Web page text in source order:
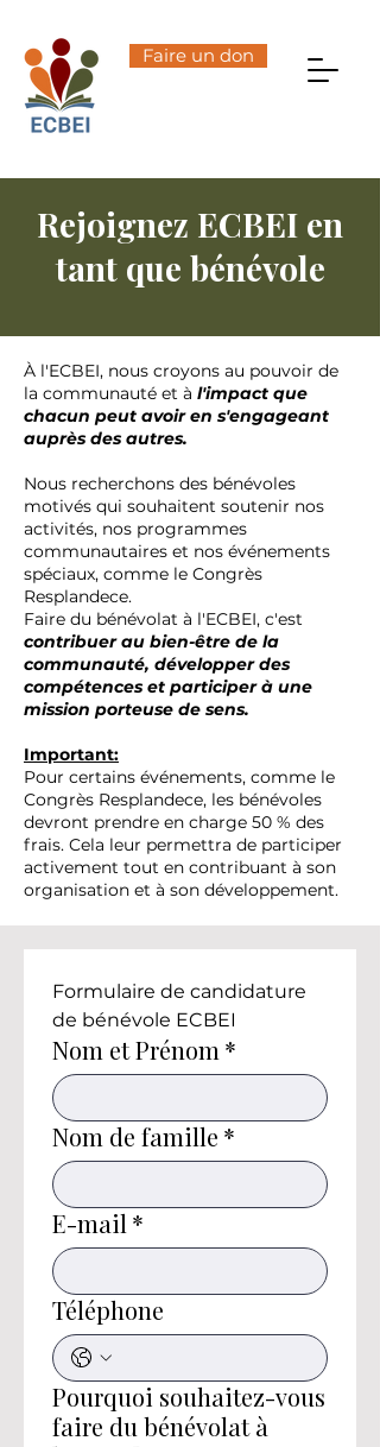
Faire un don
Rejoignez ECBEI en
tant que bénévole
À l'ECBEI, nous croyons au pouvoir de
la communauté et à l'impact que
chacun peut avoir en s'engageant
auprès des autres.
Nous recherchons des bénévoles
motivés qui souhaitent soutenir nos
activités, nos programmes
communautaires et nos événements
spéciaux, comme le Congrès
Resplandece.
Faire du bénévolat à l'ECBEI, c'est
contribuer au bien-être de la
communauté, développer des
compétences et participer à une
mission porteuse de sens.
Important:
Pour certains événements, comme le
Congrès Resplandece, les bénévoles
devront prendre en charge 50 % des
frais. Cela leur permettra de participer
activement tout en contribuant à son
organisation et à son développement.
Formulaire de candidature
de bénévole ECBEI
Nom et Prénom *
Nom de famille *
E-mail *
Téléphone
Pourquoi souhaitez-vous
faire du bénévolat à